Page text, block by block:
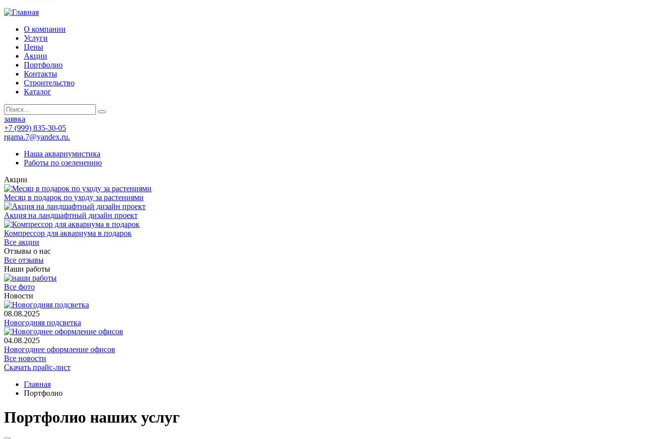
О компании
Услуги
Цены
Акции
Портфолио
Контакты
Строительство
Каталог
заявка
+7 (999) 835-30-05
rgama.7@yandex.ru.
Наша аквариумистика
Работы по озеленению
Акции
Месяц в подарок по уходу за растениями
Акция на ландшафтный дизайн проект
Компрессор для аквариума в подарок
Все акции
Отзывы о нас
Все отзывы
Наши работы
Все фото
Новости
08.08.2025
Новогодняя подсветка
04.08.2025
Новогоднее оформление офисов
Все новости
Скачать прайс-лист
Главная
Портфолио
Портфолио наших услуг